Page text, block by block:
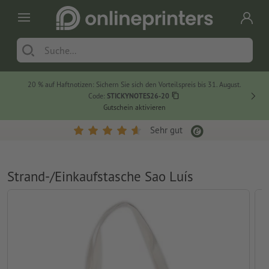
20 % auf Haftnotizen: Sichern Sie sich den Vorteilspreis bis 31. August.
Code: STICKYNOTES26-20
Gutschein aktivieren
Sehr gut
Strand-/Einkaufstasche Sao Luís